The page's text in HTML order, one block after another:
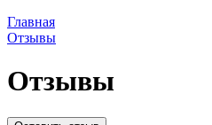
Главная
Отзывы
Отзывы